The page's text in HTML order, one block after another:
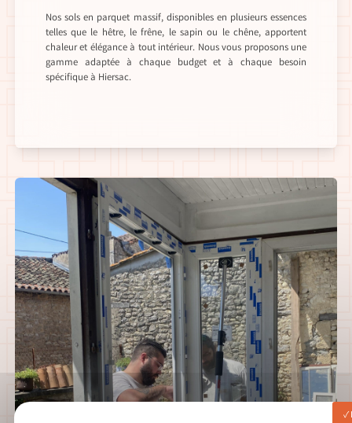
Nos sols en parquet massif, disponibles en plusieurs essences
telles que le hêtre, le frêne, le sapin ou le chêne, apportent
chaleur et élégance à tout intérieur. Nous vous proposons une
gamme adaptée à chaque budget et à chaque besoin
spécifique à Hiersac.